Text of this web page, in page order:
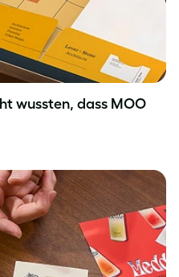
wussten, dass MOO